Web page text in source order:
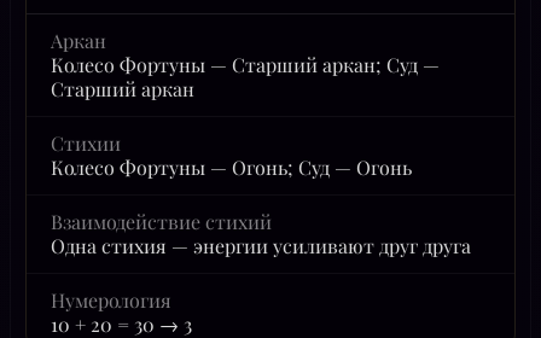
Аркан
Колесо Фортуны — Старший аркан; Суд —
Старший аркан
Стихии
Колесо Фортуны — Огонь; Суд — Огонь
Взаимодействие стихий
Одна стихия — энергии усиливают друг друга
Нумерология
10 + 20 = 30 → 3